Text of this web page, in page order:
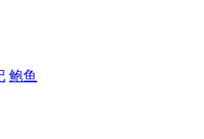
鲍鱼